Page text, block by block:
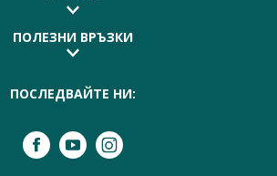
ПОЛЕЗНИ ВРЪЗКИ
ПОСЛЕДВАЙТЕ НИ: